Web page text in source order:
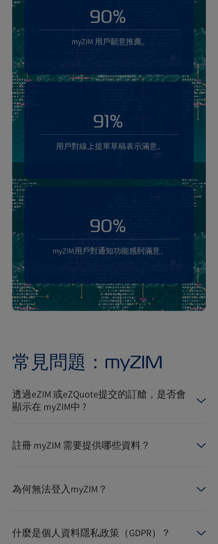
90%
myZIM 用戶願意推薦。
91%
用戶對線上提單草稿表示滿意。
90%
myZIM用戶對通知功能感到滿意。
常見問題：myZIM
透過eZIM 或eZQuote提交的訂艙，是否會
顯示在 myZIM中 ?
註冊 myZIM 需要提供哪些資料？
為何無法登入myZIM？
什麼是個人資料隱私政策（GDPR）？